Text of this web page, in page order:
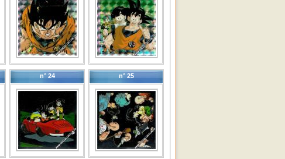
n° 24 n° 25